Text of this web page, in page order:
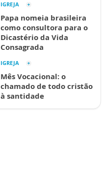
IGREJA
Papa nomeia brasileira
como consultora para o
Dicastério da Vida
Consagrada
IGREJA
Mês Vocacional: o
chamado de todo cristão
à santidade